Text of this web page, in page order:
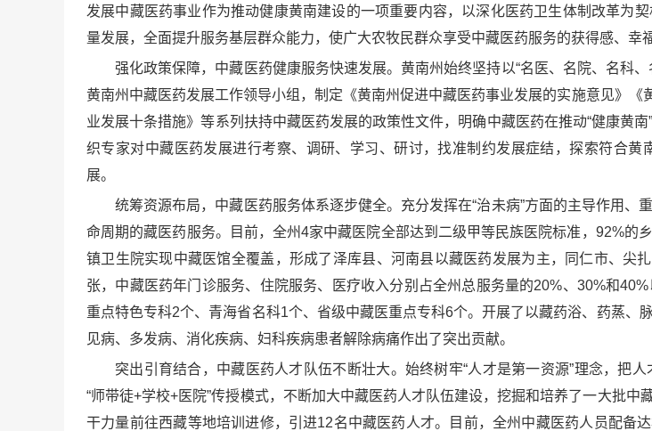
发展中藏医药事业作为推动健康黄南建设的一项重要内容，以深化医药卫生体制改革为
量发展，全面提升服务基层群众能力，使广大农牧民群众享受中藏医药服务的获得感、幸
强化政策保障，中藏医药健康服务快速发展。黄南州始终坚持以“名医、名院、名科
黄南州中藏医药发展工作领导小组，制定《黄南州促进中藏医药事业发展的实施意见》
业发展十条措施》等系列扶持中藏医药发展的政策性文件，明确中藏医药在推动“健康黄
织专家对中藏医药发展进行考察、调研、学习、研讨，找准制约发展症结，探索符合
展。
统筹资源布局，中藏医药服务体系逐步健全。充分发挥在“治未病”方面的主导作用
命周期的藏医药服务。目前，全州4家中藏医院全部达到二级甲等民族医院标准，92%的
镇卫生院实现中藏医馆全覆盖，形成了泽库县、河南县以藏医药发展为主，同仁市、尖
张，中藏医药年门诊服务、住院服务、医疗收入分别占全州总服务量的20%、30%和
重点特色专科2个、青海省名科1个、省级中藏医重点专科6个。开展了以藏药浴、药蒸
见病、多发病、消化疾病、妇科疾病患者解除病痛作出了突出贡献。
突出引育结合，中藏医药人才队伍不断壮大。始终树牢“人才是第一资源”理念，把
“师带徒+学校+医院”传授模式，不断加大中藏医药人才队伍建设，挖掘和培养了一大批中
干力量前往西藏等地培训进修，引进12名中藏医药人才。目前，全州中藏医药人员配备